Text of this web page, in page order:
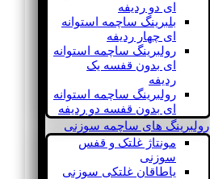
ای دو ردیفه
بلبرینگ ساچمه استوانه
ای چهار ردیفه
رولبرینگ ساچمه استوانه
ای بدون قفسه یک
ردیفه
رولبرینگ ساچمه استوانه
ای بدون قفسه دو ردیفه
رولبرینگ های ساچمه سوزنی
مونتاژ غلتک و قفس
سوزنی
یاطاقان غلتکی سوزنی